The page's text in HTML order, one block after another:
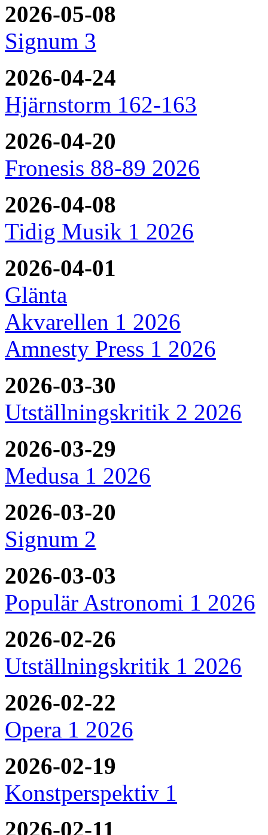
2026-05-08
Signum 3
2026-04-24
Hjärnstorm 162-163
2026-04-20
Fronesis 88-89 2026
2026-04-08
Tidig Musik 1 2026
2026-04-01
Glänta
Akvarellen 1 2026
Amnesty Press 1 2026
2026-03-30
Utställningskritik 2 2026
2026-03-29
Medusa 1 2026
2026-03-20
Signum 2
2026-03-03
Populär Astronomi 1 2026
2026-02-26
Utställningskritik 1 2026
2026-02-22
Opera 1 2026
2026-02-19
Konstperspektiv 1
2026-02-11